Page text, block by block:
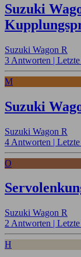
Suzuki
Suzuki Wagon R
3 Antworten |
M
Suzuki
Suzuki Wagon R
4 Antworten |
O
Suzuki Wagon R
2 Antworten |
H